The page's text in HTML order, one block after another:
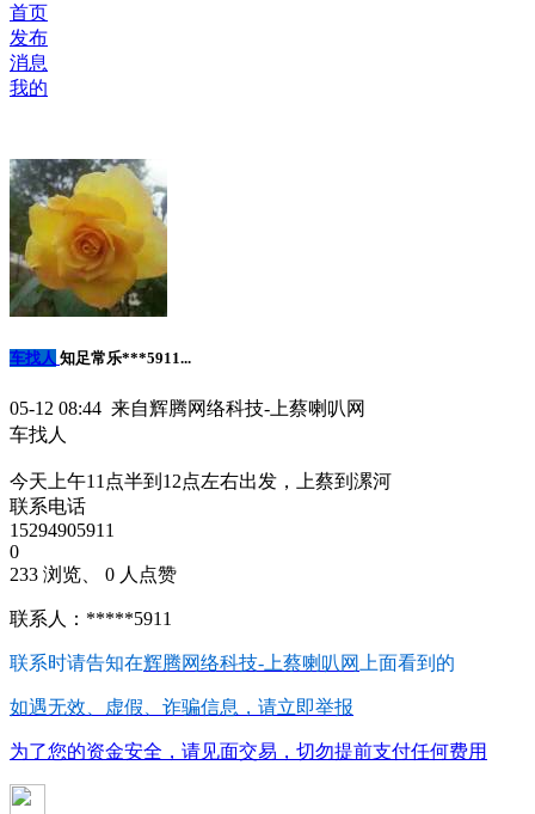
首页
发布
消息
我的
车找人 知足常乐***5911...
05-12 08:44 来自辉腾网络科技-上蔡喇叭网
车找人
今天上午11点半到12点左右出发，上蔡到漯河
联系电话
15294905911
0
233 浏览、 0 人点赞
联系人：*****5911
联系时请告知在辉腾网络科技-上蔡喇叭网 上面看到的
如遇无效、虚假、诈骗信息，请立即举报
为了您的资金安全，请见面交易，切勿提前支付任何费用